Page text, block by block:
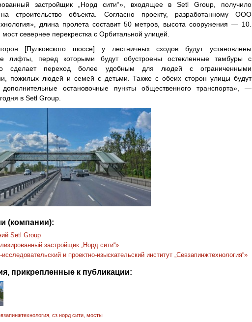
застройщик „Норд сити“», входящее в Setl Group, получило
строительство объекта. Согласно проекту, разработанному ООО
длина пролета составит 50 метров, высота сооружения — 10.
севернее перекрестка с Орбитальной улицей.
[Пулковского шоссе] у лестничных сходов будут установлены
лифты, перед которыми будут обустроены остекленные тамбуры с
сделает переход более удобным для людей с ограниченными
пожилых людей и семей с детьми. Также с обеих сторон улицы будут
остановочные пункты общественного транспорта», —
в Setl Group.
(компании):
Setl Group
застройщик „Норд сити“»
и проектно-изыскательский институт „Севзапинжтехнология“»
прикрепленные к публикации:
сз норд сити мосты